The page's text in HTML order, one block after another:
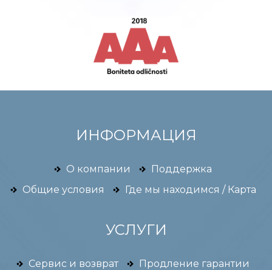
ИНФОРМАЦИЯ
О компании
Поддержка
Общие условия
Где мы находимся / Карта
УСЛУГИ
Сервис и возврат Продление гарантии